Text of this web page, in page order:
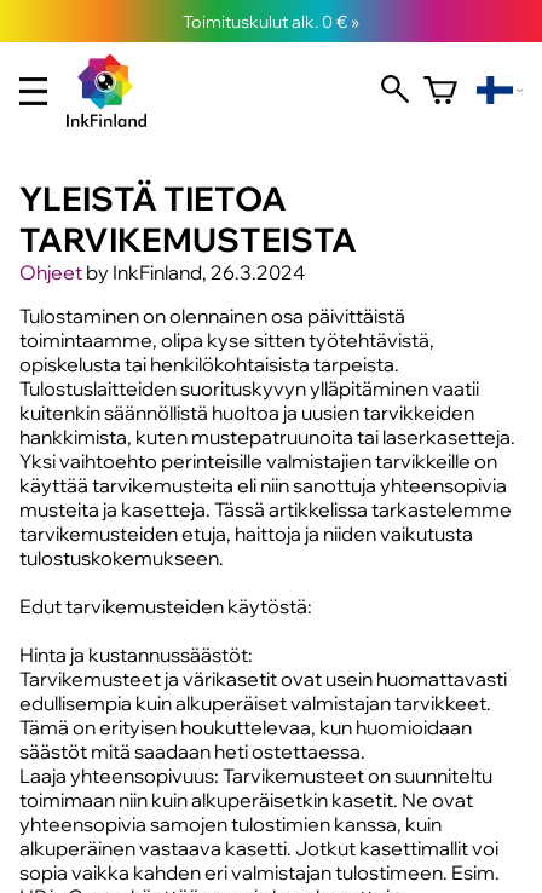
Toimituskulut alk. 0 € »
YLEISTÄ TIETOA
TARVIKEMUSTEISTA
Ohjeet by InkFinland, 26.3.2024
Tulostaminen on olennainen osa päivittäistä
toimintaamme, olipa kyse sitten työtehtävistä,
opiskelusta tai henkilökohtaisista tarpeista.
Tulostuslaitteiden suorituskyvyn ylläpitäminen vaatii
kuitenkin säännöllistä huoltoa ja uusien tarvikkeiden
hankkimista, kuten mustepatruunoita tai laserkasetteja.
Yksi vaihtoehto perinteisille valmistajien tarvikkeille on
käyttää tarvikemusteita eli niin sanottuja yhteensopivia
musteita ja kasetteja. Tässä artikkelissa tarkastelemme
tarvikemusteiden etuja, haittoja ja niiden vaikutusta
tulostuskokemukseen.
Edut tarvikemusteiden käytöstä:
Hinta ja kustannussäästöt:
Tarvikemusteet ja värikasetit ovat usein huomattavasti
edullisempia kuin alkuperäiset valmistajan tarvikkeet.
Tämä on erityisen houkuttelevaa, kun huomioidaan
säästöt mitä saadaan heti ostettaessa.
Laaja yhteensopivuus: Tarvikemusteet on suunniteltu
toimimaan niin kuin alkuperäisetkin kasetit. Ne ovat
yhteensopivia samojen tulostimien kanssa, kuin
alkuperäinen vastaava kasetti. Jotkut kasettimallit voi
sopia vaikka kahden eri valmistajan tulostimeen. Esim.